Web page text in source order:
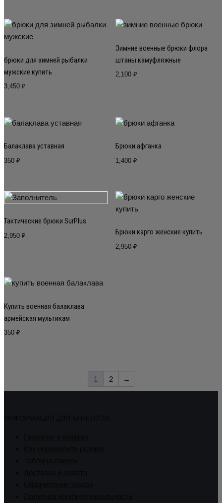
брюки для зимней рыбалки
мужские купить
3,450 ₽
Зимние военные брюки флора
штаны камуфляжные
2,100 ₽
Балаклава уставная
350 ₽
Брюки афганка
1,400 ₽
Тактические брюки SurPlus
2,950 ₽ Брюки карго женские купить
2,950 ₽
Купить военная балаклава
армейская мультикам
350 ₽
1 2 →